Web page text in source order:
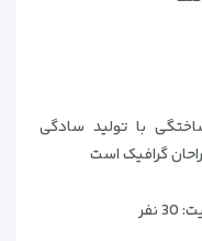
با تولید سادگی
گرافیک است
30 نفر